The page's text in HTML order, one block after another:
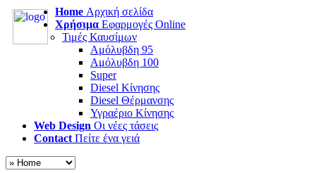
Home Αρχική σελίδα
Χρήσιμα Εφαρμογές Online
Τιμές Καυσίμων
Αμόλυβδη 95
Αμόλυβδη 100
Super
Diesel Κίνησης
Diesel Θέρμανσης
Υγραέριο Κίνησης
Web Design Οι νέες τάσεις
Contact Πείτε ένα γειά